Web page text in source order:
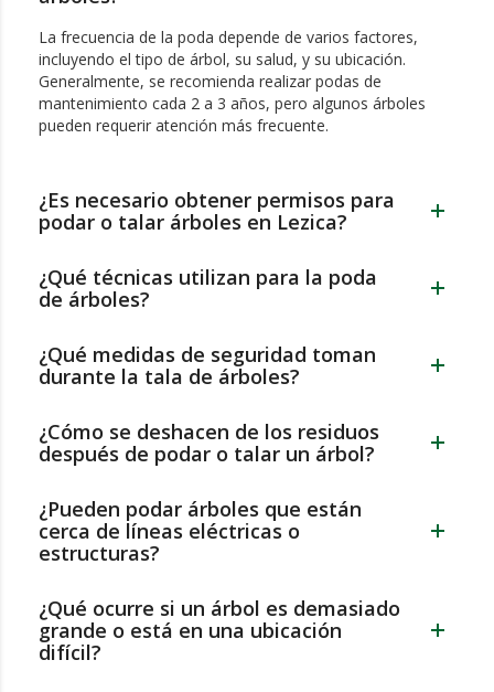
La frecuencia de la poda depende de varios factores,
incluyendo el tipo de árbol, su salud, y su ubicación.
Generalmente, se recomienda realizar podas de
mantenimiento cada 2 a 3 años, pero algunos árboles
pueden requerir atención más frecuente.
¿Es necesario obtener permisos para
podar o talar árboles en Lezica?
¿Qué técnicas utilizan para la poda
de árboles?
¿Qué medidas de seguridad toman
durante la tala de árboles?
¿Cómo se deshacen de los residuos
después de podar o talar un árbol?
¿Pueden podar árboles que están
cerca de líneas eléctricas o
estructuras?
¿Qué ocurre si un árbol es demasiado
grande o está en una ubicación
difícil?